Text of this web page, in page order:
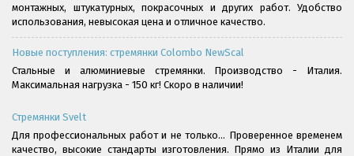
монтажных, штукатурных, покрасочных и других работ. Удобство
использования, невысокая цена и отличное качество.
Новые поступления: стремянки Colombo NewScal
Стальные и алюминиевые стремянки. Производство - Италия.
Максимальная нагрузка - 150 кг! Скоро в наличии!
Стремянки Svelt
Для профессиональных работ и не только... Проверенное временем
качество, высокие стандарты изготовления. Прямо из Италии для